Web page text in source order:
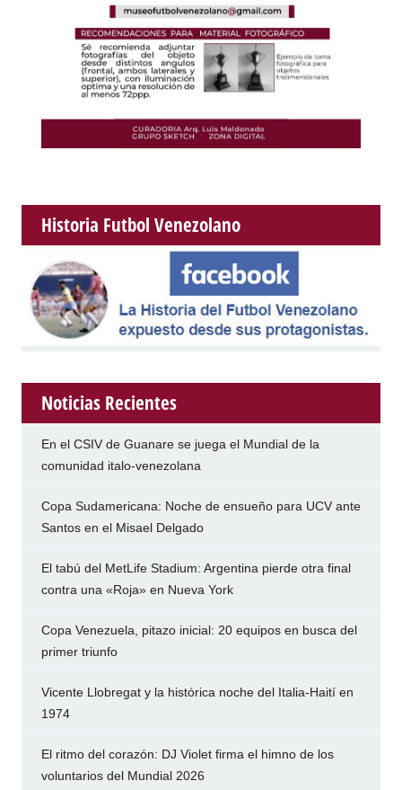
Historia Futbol Venezolano
Noticias Recientes
En el CSIV de Guanare se juega el Mundial de la
comunidad italo-venezolana
Copa Sudamericana: Noche de ensueño para UCV ante
Santos en el Misael Delgado
El tabú del MetLife Stadium: Argentina pierde otra final
contra una «Roja» en Nueva York
Copa Venezuela, pitazo inicial: 20 equipos en busca del
primer triunfo
Vicente Llobregat y la histórica noche del Italia-Haití en
1974
El ritmo del corazón: DJ Violet firma el himno de los
voluntarios del Mundial 2026